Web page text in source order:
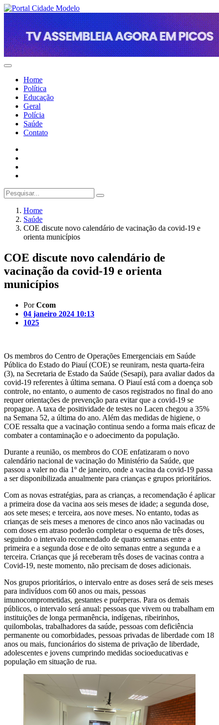
Home
Política
Educação
Geral
Polícia
Saúde
Contato
Home
Saúde
COE discute novo calendário de vacinação da covid-19 e
orienta municípios
COE discute novo calendário de
vacinação da covid-19 e orienta
municípios
PorCcom
04 janeiro 2024 10:13
1025
Os membros do Centro de Operações Emergenciais em Saúde
Pública do Estado do Piauí (COE) se reuniram, nesta quarta-feira
(3), na Secretaria de Estado da Saúde (Sesapi), para avaliar dados da
covid-19 referentes à última semana. O Piauí está com a doença sob
controle, no entanto, o aumento de casos registrados no final do ano
requer orientações de prevenção para evitar que a covid-19 se
propague. A taxa de positividade de testes no Lacen chegou a 35%
na Semana 52, a última do ano. Além das medidas de higiene, o
COE ressalta que a vacinação continua sendo a forma mais eficaz de
combater a contaminação e o adoecimento da população.
Durante a reunião, os membros do COE enfatizaram o novo
calendário nacional de vacinação do Ministério da Saúde, que
passou a valer no dia 1º de janeiro, onde a vacina da covid-19 passa
a ser disponibilizada anualmente para crianças e grupos prioritários.
Com as novas estratégias, para as crianças, a recomendação é aplicar
a primeira dose da vacina aos seis meses de idade; a segunda dose,
aos sete meses; e terceira, aos nove meses. No entanto, todas as
crianças de seis meses a menores de cinco anos não vacinadas ou
com doses em atraso poderão completar o esquema de três doses,
seguindo o intervalo recomendado de quatro semanas entre a
primeira e a segunda dose e de oito semanas entre a segunda e a
terceira. Crianças que já receberam três doses de vacinas contra a
Covid-19, neste momento, não precisam de doses adicionais.
Nos grupos prioritários, o intervalo entre as doses será de seis meses
para indivíduos com 60 anos ou mais, pessoas
imunocomprometidas, gestantes e puérperas. Para os demais
públicos, o intervalo será anual: pessoas que vivem ou trabalham em
instituições de longa permanência, indígenas, ribeirinhos,
quilombolas, trabalhadores da saúde, pessoas com deficiência
permanente ou comorbidades, pessoas privadas de liberdade com 18
anos ou mais, funcionários do sistema de privação de liberdade,
adolescentes e jovens cumprindo medidas socioeducativas e
população em situação de rua.